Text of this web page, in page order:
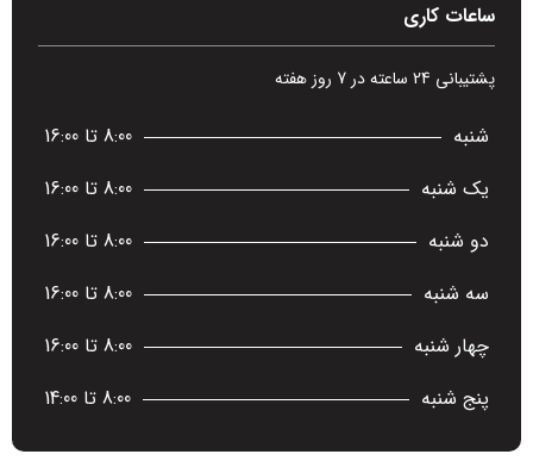
ساعات کاری
پشتیبانی 24 ساعته در 7 روز هفته
شنبه
8:00 تا 16:00
یک شنبه
8:00 تا 16:00
دو شنبه
8:00 تا 16:00
سه شنبه
8:00 تا 16:00
چهار شنبه
8:00 تا 16:00
پنج شنبه
8:00 تا 14:00